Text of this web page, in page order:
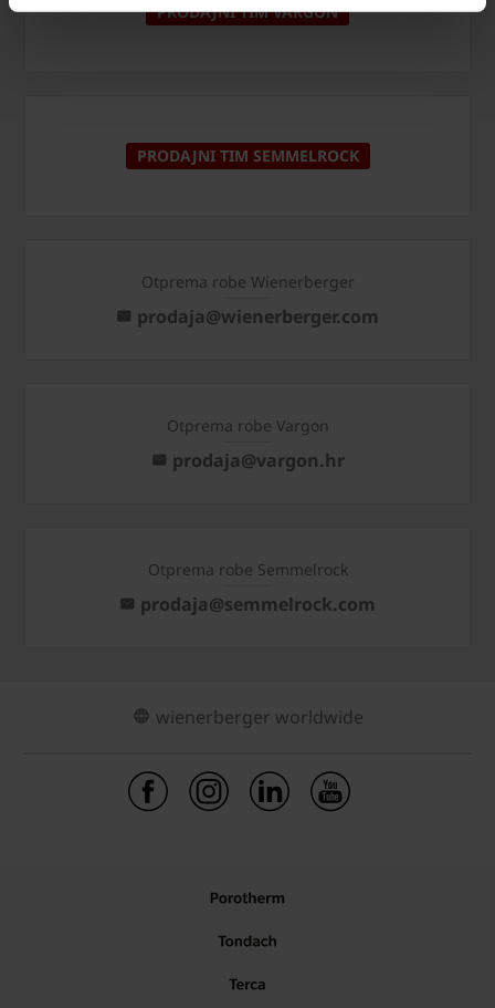
PRODAJNI TIM VARGON
PRODAJNI TIM SEMMELROCK
Otprema robe Wienerberger
prodaja@wienerberger.com
Otprema robe Vargon
prodaja@vargon.hr
Otprema robe Semmelrock
prodaja@semmelrock.com
wienerberger worldwide